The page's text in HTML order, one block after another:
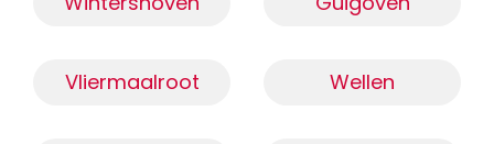
Vliermaalroot Wellen